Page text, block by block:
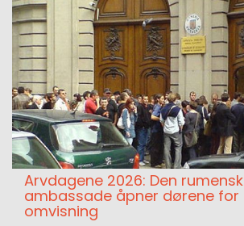
Arvdagene 2026: Den
ambassade åpner dørene for
omvisning